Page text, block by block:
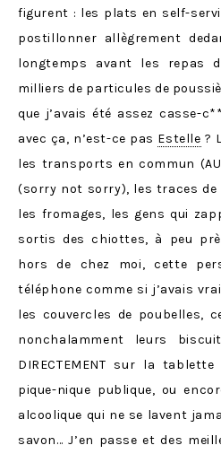
figurent : les plats en self-
postillonner allègrement
longtemps avant les repas
milliers de particules de
que j’avais été assez casse-
avec ça, n’est-ce pas Estelle ?
les transports en commun
(sorry not sorry), les traces de
les fromages, les gens qui
sortis des chiottes, à peu
hors de chez moi, cette
téléphone comme si j’avais
les couvercles de poubelles,
nonchalamment leurs
DIRECTEMENT sur la
pique-nique publique, ou
alcoolique qui ne se lavent
savon… J’en passe et des